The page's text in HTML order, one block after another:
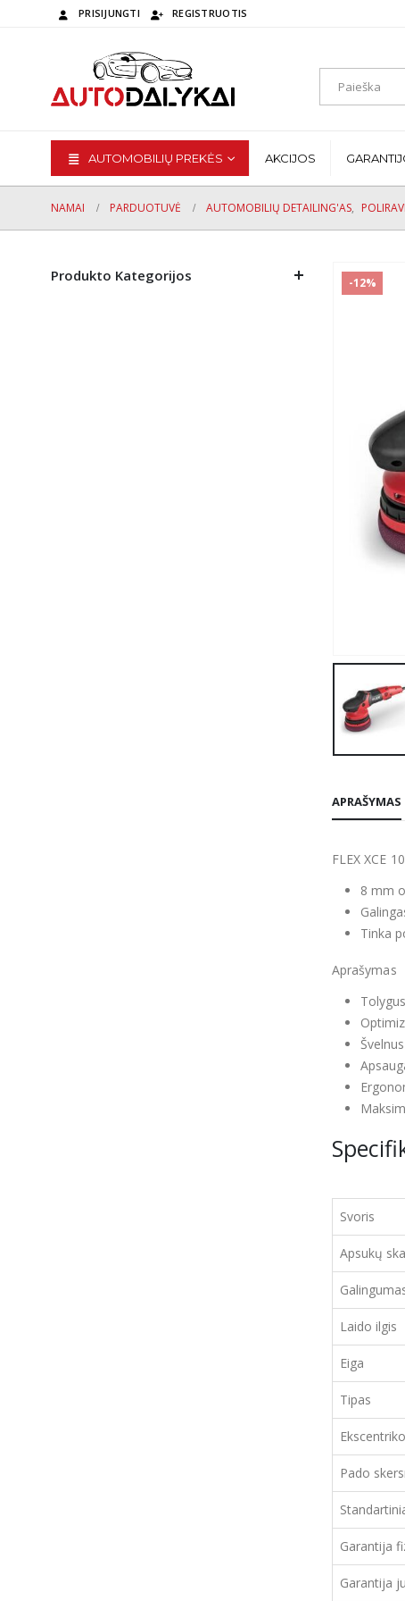
PRISIJUNGTI REGISTRUOTIS
AUTOMOBILIŲ PREKĖS AKCIJOS
NAMAI PARDUOTUVĖ AUTOMOBILIŲ DETAILING'AS,
-12%
APRAŠYMAS
FLEX XCE
8 mm
Tinka
Aprašymas
Svoris
Apsukų
Laido ilgis
Eiga
Tipas
Pado
Garantija
Garantija
Produkto Kategorijos